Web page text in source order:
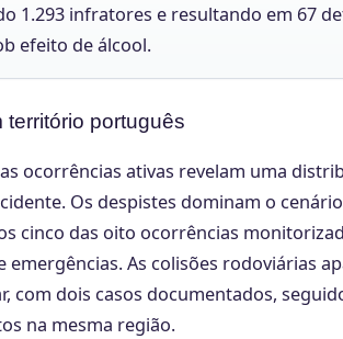
1.293 infratores e resultando em 67
efeito de álcool.
território português
ocorrências ativas revelam uma
Os despistes dominam o
cinco das oito ocorrências
emergências. As colisões rodoviárias
com dois casos documentados,
na mesma região.